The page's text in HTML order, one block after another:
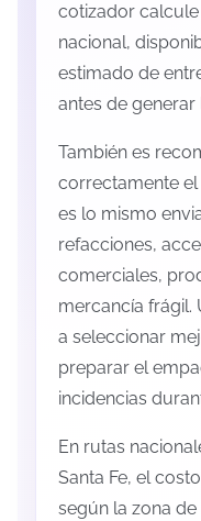
cotizador
nacional,
estimado de
antes de generar
También es
correctamente
es lo mismo
refacciones,
comerciales,
mercancía frágil.
a seleccionar
preparar el
incidencias
En rutas
Santa Fe, el
según la zona